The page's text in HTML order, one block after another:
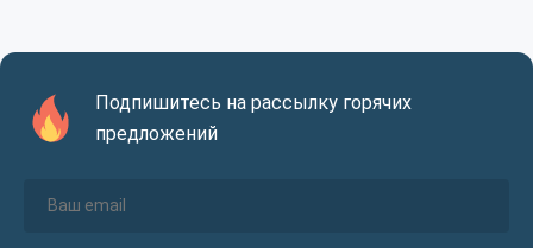
Подпишитесь на рассылку горячих
предложений